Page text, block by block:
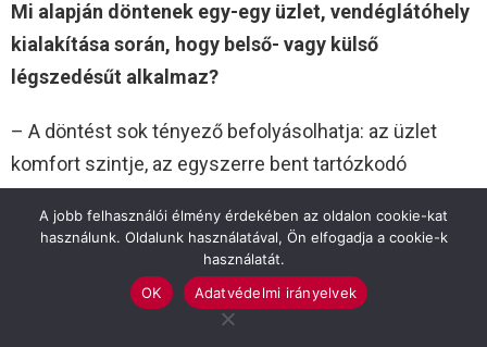
Mi alapján döntenek egy-egy üzlet, vendéglátóhely
kialakítása során, hogy belső- vagy külső
légszedésűt alkalmaz?
– A döntést sok tényező befolyásolhatja: az üzlet
komfort szintje, az egyszerre bent tartózkodó
sorolhatnám.
Miközben érthető a rendeletben foglaltak szakmai
indokoltsága, talán az egyik legnagyobb ellentmondás
A jobb felhasználói élmény érdekében az oldalon cookie-kat
használunk. Oldalunk használatával, Ön elfogadja a cookie-k
használatát.
OK
Adatvédelmi irányelvek